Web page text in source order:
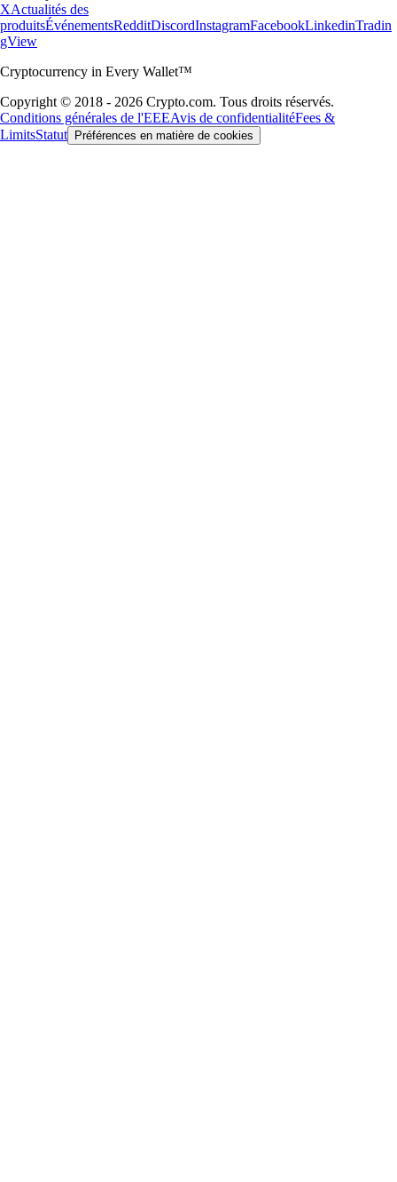
XActualités des
produitsÉvénementsRedditDiscordInstagramFacebookLinkedinTradin
gView
Cryptocurrency in Every Wallet™
Copyright © 2018 - 2026 Crypto.com. Tous droits réservés.
Conditions générales de l'EEEAvis de confidentialitéFees &
LimitsStatut Préférences en matière de cookies